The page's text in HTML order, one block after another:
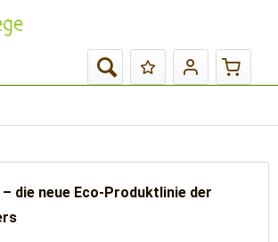
– die neue Eco-Produktlinie der